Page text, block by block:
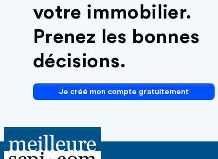
votre immobilier.
Prenez les bonnes
décisions.
Je créé mon compte gratuitement